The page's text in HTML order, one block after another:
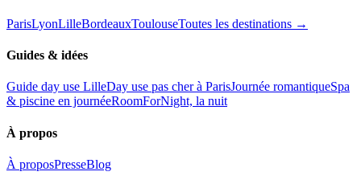
ParisLyonLilleBordeauxToulouseToutes les destinations →
Guides & idées
Guide day use LilleDay use pas cher à ParisJournée romantiqueSpa
& piscine en journéeRoomForNight, la nuit
À propos
À proposPresseBlog